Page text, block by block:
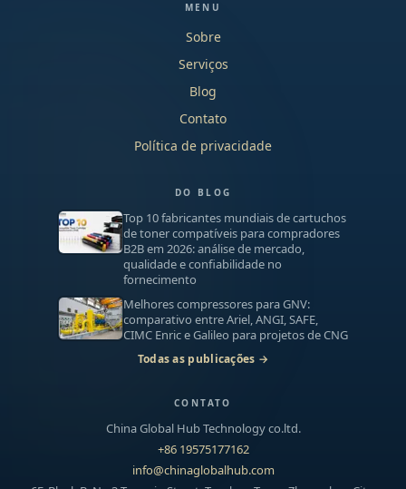
MENU
Sobre
Serviços
Blog
Contato
Política de privacidade
DO BLOG
Top 10 fabricantes mundiais de cartuchos
de toner compatíveis para compradores
B2B em 2026: análise de mercado,
qualidade e confiabilidade no
fornecimento
Melhores compressores para GNV:
comparativo entre Ariel, ANGI, SAFE,
CIMC Enric e Galileo para projetos de CNG
Todas as publicações →
CONTATO
China Global Hub Technology co.ltd.
+86 19575177162
info@chinaglobalhub.com